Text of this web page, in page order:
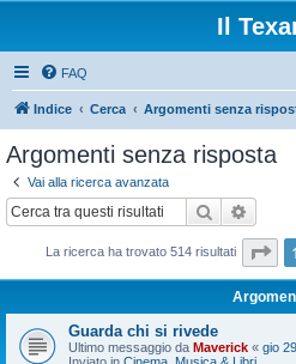
Il
FAQ
Indice Cerca Argomenti senza
Argomenti senza risposta
Vai alla ricerca avanzata
Cerca
La ricerca ha trovato 514 risultati 1
Guarda chi si rivede
Ultimo messaggio da Maverick « gio
Inviato in Cinema, Musica & Libri